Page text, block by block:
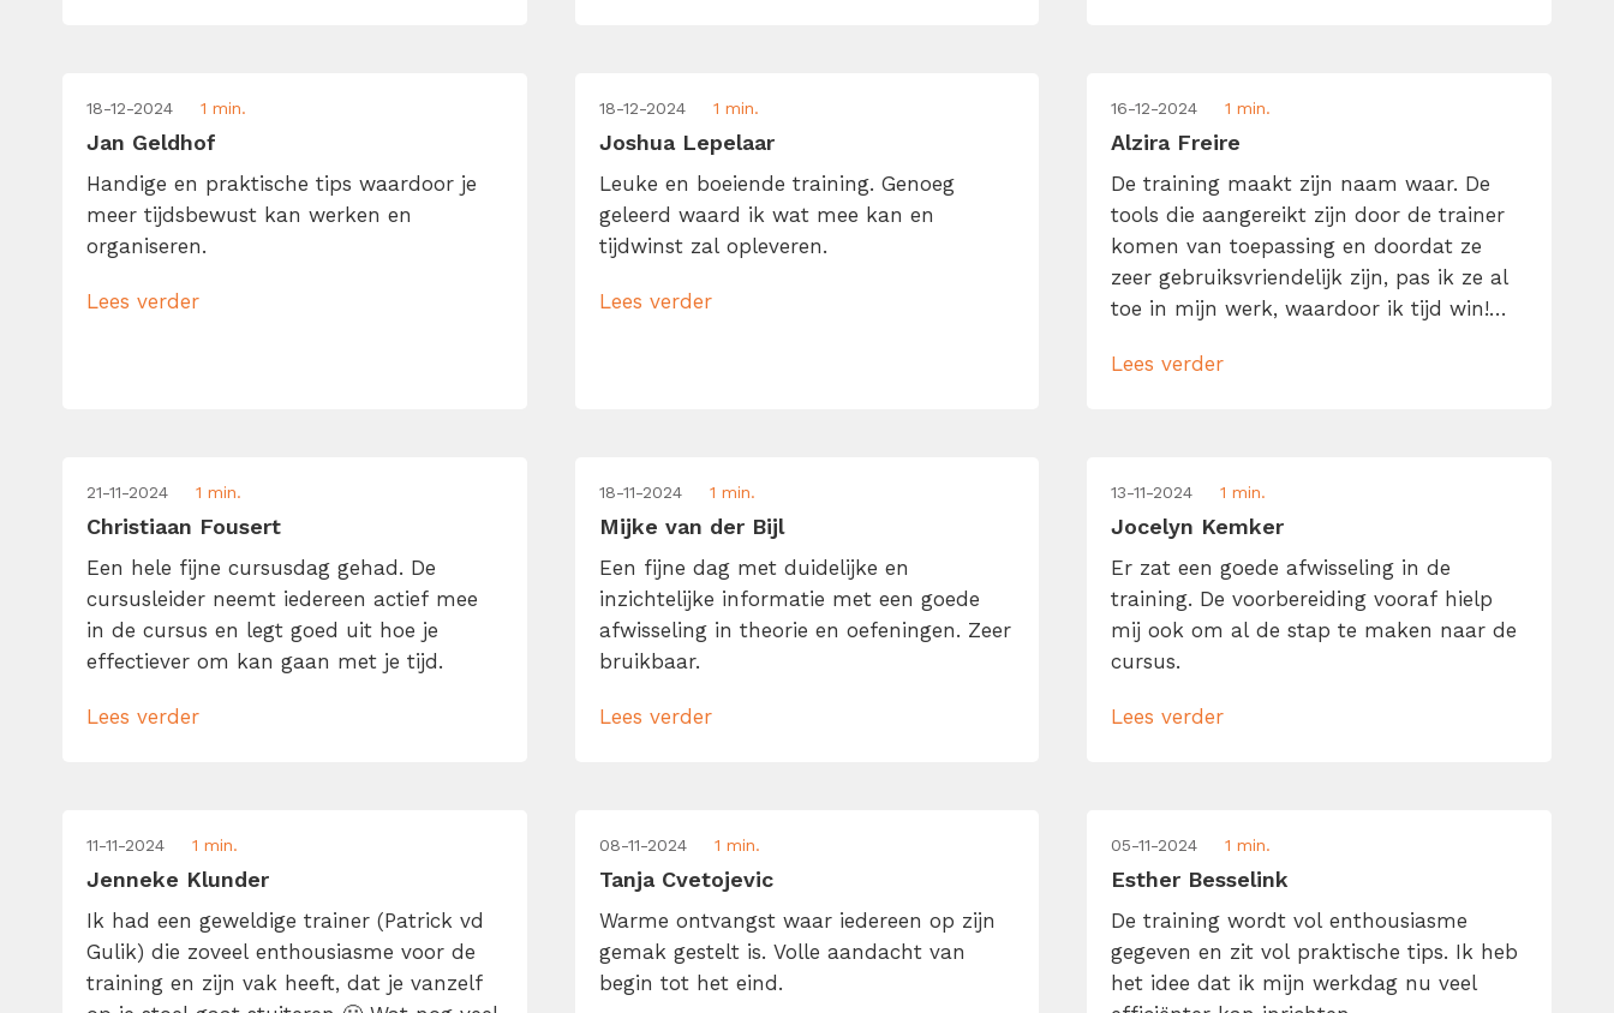
18-12-2024 1 min.
Jan Geldhof
Handige en praktische tips waardoor je
meer tijdsbewust kan werken en
organiseren.
Lees verder
18-12-2024 1 min.
Joshua Lepelaar
Leuke en boeiende training. Genoeg
geleerd waard ik wat mee kan en
tijdwinst zal opleveren.
Lees verder
16-12-2024 1 min.
Alzira Freire
De training maakt zijn naam waar. De
tools die aangereikt zijn door de trainer
komen van toepassing en doordat ze
zeer gebruiksvriendelijk zijn, pas ik ze al
toe in mijn werk, waardoor ik tijd win!
moeten worden bij de “voordeur” en niet
Lees verder
21-11-2024 1 min.
Christiaan Fousert
Een hele fijne cursusdag gehad. De
cursusleider neemt iedereen actief mee
in de cursus en legt goed uit hoe je
effectiever om kan gaan met je tijd.
Lees verder
18-11-2024 1 min.
Mijke van der Bijl
Een fijne dag met duidelijke en
inzichtelijke informatie met een goede
afwisseling in theorie en oefeningen. Zeer
bruikbaar.
Lees verder
13-11-2024 1 min.
Jocelyn Kemker
Er zat een goede afwisseling in de
training. De voorbereiding vooraf hielp
mij ook om al de stap te maken naar de
cursus.
Lees verder
11-11-2024 1 min.
Jenneke Klunder
Ik had een geweldige trainer (Patrick vd
Gulik) die zoveel enthousiasme voor de
training en zijn vak heeft, dat je vanzelf
08-11-2024 1 min.
Tanja Cvetojevic
Warme ontvangst waar iedereen op zijn
gemak gestelt is. Volle aandacht van
begin tot het eind.
05-11-2024 1 min.
Esther Besselink
De training wordt vol enthousiasme
gegeven en zit vol praktische tips. Ik heb
het idee dat ik mijn werkdag nu veel